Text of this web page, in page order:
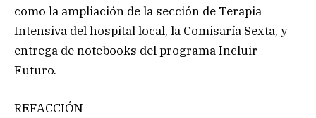
como la ampliación de la sección de Terapia
Intensiva del hospital local, la Comisaría Sexta, y
entrega de notebooks del programa Incluir
Futuro.
REFACCIÓN